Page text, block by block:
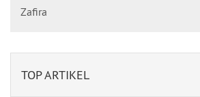
Zafira
TOP ARTIKEL